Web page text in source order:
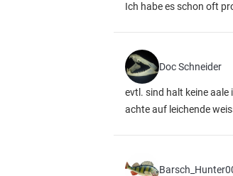
Ich habe es schon oft
Doc Schneider
evtl. sind halt keine aale
achte auf leichende